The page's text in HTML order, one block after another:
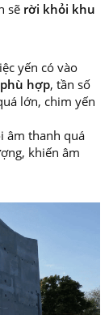
sẽ rời khỏi khu
yến có vào
hợp, tần số
lớn, chim yến
âm thanh quá
khiến âm